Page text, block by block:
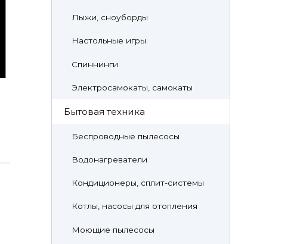
Лыжи, сноуборды
Настольные игры
Спиннинги
Электросамокаты, самокаты
Бытовая техника
Беспроводные пылесосы
Водонагреватели
Кондиционеры, сплит-системы
Котлы, насосы для отопления
Моющие пылесосы